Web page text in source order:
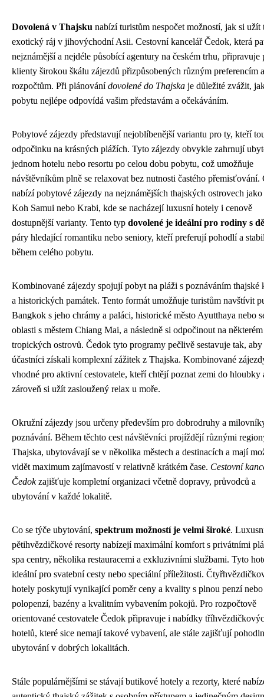
Dovolená v Thajsku nabízí turistům nespočet možností, jak si užít
exotický ráj v jihovýchodní Asii. Cestovní kancelář Čedok, která
nejznámější a nejdéle působící agentury na českém trhu, připravuje
klienty širokou škálu zájezdů přizpůsobených různým preferencím a
rozpočtům. Při plánovánídovolené do Thajska je důležité zvážit,
pobytu nejlépe odpovídá vašim představám a očekáváním.
Pobytové zájezdy představují nejoblíbenější variantu pro ty, kteří
odpočinku na krásných plážích. Tyto zájezdy obvykle zahrnují
jednom hotelu nebo resortu po celou dobu pobytu, což umožňuje
návštěvníkům plně se relaxovat bez nutnosti častého přemisťování.
nabízí pobytové zájezdy na nejznámějších thajských ostrovech
Koh Samui nebo Krabi, kde se nacházejí luxusní hotely i cenově
dostupnější varianty. Tento typ dovolené je ideální pro rodiny s
páry hledající romantiku nebo seniory, kteří preferují pohodlí a
během celého pobytu.
Kombinované zájezdy spojují pobyt na pláži s poznáváním thajské
a historických památek. Tento formát umožňuje turistům navštívit
Bangkok s jeho chrámy a paláci, historické město Ayutthaya nebo
oblasti s městem Chiang Mai, a následně si odpočinout na
tropických ostrovů. Čedok tyto programy pečlivě sestavuje tak, aby
účastníci získali komplexní zážitek z Thajska. Kombinované
vhodné pro aktivní cestovatele, kteří chtějí poznat zemi do hloubky
zároveň si užít zasloužený relax u moře.
Okružní zájezdy jsou určeny především pro dobrodruhy a
poznávání. Během těchto cest návštěvníci projíždějí různými
Thajska, ubytovávají se v několika městech a destinacích a mají
vidět maximum zajímavostí v relativně krátkém čase. Cestovní
Čedokzajišťuje kompletní organizaci včetně dopravy, průvodců a
ubytování v každé lokalitě.
Co se týče ubytování, spektrum možností je velmi široké.
pětihvězdičkové resorty nabízejí maximální komfort s privátními
spa centry, několika restauracemi a exkluzivními službami. Tyto
ideální pro svatební cesty nebo speciální příležitosti.
hotely poskytují vynikající poměr ceny a kvality s plnou penzí nebo
polopenzí, bazény a kvalitním vybavením pokojů. Pro rozpočtově
orientované cestovatele Čedok připravuje i nabídky
hotelů, které sice nemají takové vybavení, ale stále zajišťují
ubytování v dobrých lokalitách.
Stále populárnějšími se stávají butikové hotely a rezorty, které